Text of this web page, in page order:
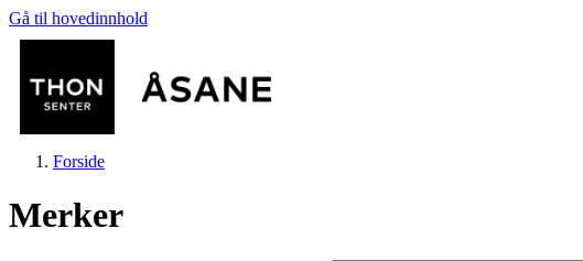
Gå til hovedinnhold
Forside
Merker